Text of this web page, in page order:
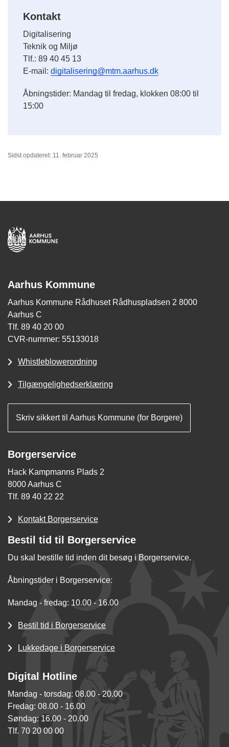
Kontakt
Digitalisering
Teknik og Miljø
Tlf.: 89 40 45 13
E-mail: digitalisering@mtm.aarhus.dk
Åbningstider: Mandag til fredag, klokken 08:00 til
15:00
Sidst opdateret: 11. februar 2025
Aarhus Kommune
Aarhus Kommune Rådhuset Rådhuspladsen 2 8000
Aarhus C
Tlf. 89 40 20 00
CVR-nummer: 55133018
Whistleblowerordning
Tilgængelighedserklæring
Skriv sikkert til Aarhus Kommune (for Borgere)
Borgerservice
Hack Kampmanns Plads 2
8000 Aarhus C
Tlf. 89 40 22 22
Kontakt Borgerservice
Bestil tid til Borgerservice
Du skal bestille tid inden dit besøg i Borgerservice.
Åbningstider i Borgerservice:
Mandag - fredag: 10.00 - 16.00
Bestil tid i Borgerservice
Lukkedage i Borgerservice
Digital Hotline
Mandag - torsdag: 08.00 - 20.00
Fredag: 08.00 - 16.00
Søndag: 16.00 - 20.00
Tlf. 70 20 00 00